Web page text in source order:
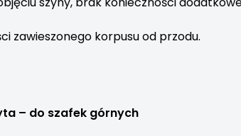
zawieszonego korpusu od przodu.
– do szafek górnych